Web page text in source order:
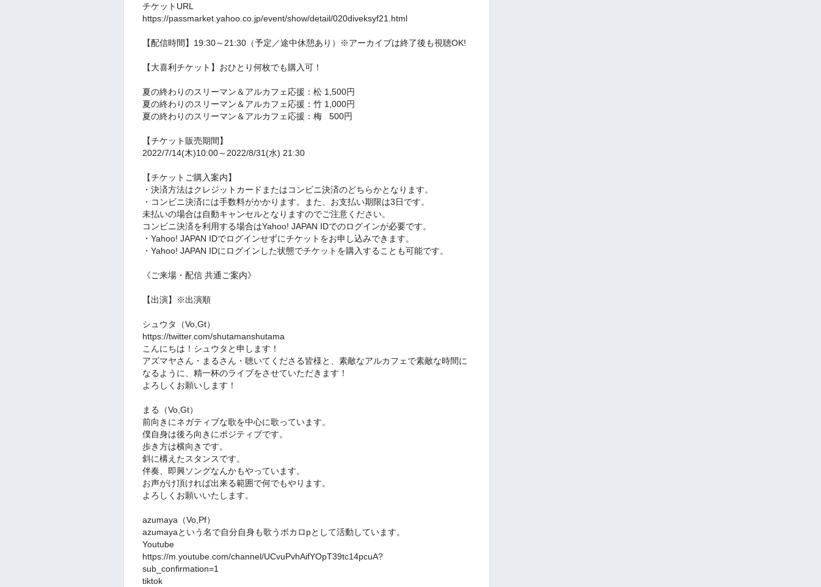
チケットURL
https://passmarket.yahoo.co.jp/event/show/detail/020diveksyf21.html
【配信時間】19:30～21:30（予定／途中休憩あり）※アーカイブは終了後も視聴OK!
【大喜利チケット】おひとり何枚でも購入可！
夏の終わりのスリーマン＆アルカフェ応援：松 1,500円
夏の終わりのスリーマン＆アルカフェ応援：竹 1,000円
夏の終わりのスリーマン＆アルカフェ応援：梅 500円
【チケット販売期間】
2022/7/14(木)10:00～2022/8/31(水) 21:30
【チケットご購入案内】
・決済方法はクレジットカードまたはコンビニ決済のどちらかとなります。
・コンビニ決済には手数料がかかります。また、お支払い期限は3日です。
未払いの場合は自動キャンセルとなりますのでご注意ください。
コンビニ決済を利用する場合はYahoo! JAPAN IDでのログインが必要です。
・Yahoo! JAPAN IDでログインせずにチケットをお申し込みできます。
・Yahoo! JAPAN IDにログインした状態でチケットを購入することも可能です。
《ご来場・配信 共通ご案内》
【出演】※出演順
シュウタ（Vo,Gt）
https://twitter.com/shutamanshutama
こんにちは！シュウタと申します！
アズマヤさん・まるさん・聴いてくださる皆様と、素敵なアルカフェで素敵な時間に
なるように、精一杯のライブをさせていただきます！
よろしくお願いします！
まる（Vo,Gt）
前向きにネガティブな歌を中心に歌っています。
僕自身は後ろ向きにポジティブです。
歩き方は横向きです。
斜に構えたスタンスです。
伴奏、即興ソングなんかもやっています。
お声がけ頂ければ出来る範囲で何でもやります。
よろしくお願いいたします。
azumaya（Vo,Pf）
azumayaという名で自分自身も歌うボカロpとして活動しています。
Youtube
https://m.youtube.com/channel/UCvuPvhAifYOpT39tc14pcuA?
sub_confirmation=1
tiktok